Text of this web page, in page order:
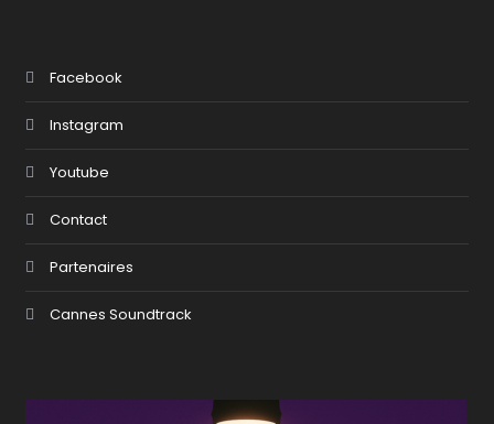
Facebook
Instagram
Youtube
Contact
Partenaires
Cannes Soundtrack